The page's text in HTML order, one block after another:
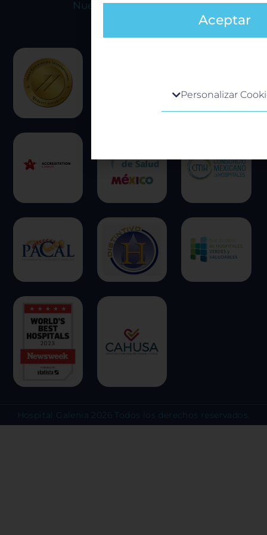
Nuestras acreditaciones
Hospital Galenia 2026 Todos los derechos reservados.
Aceptar
Cuando visita cualquier sitio web,
preferencias o su dispositivo, y se
principalmente para que el sitio
esperado. Por lo general, la
identifica directamente, pero
respetamos su derecho a la
escoger no permitirnos usar ciertas
clic en los encabezados de cada
más y cambiar nuestras
predeterminadas. Sin embargo, el
experiencia en el sitio y los
Sistema de personalización
Personalizar